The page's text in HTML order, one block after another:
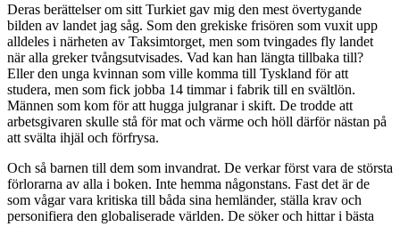
Deras berättelser om sitt Turkiet gav mig den mest övertygande
bilden av landet jag såg. Som den grekiske frisören som vuxit upp
alldeles i närheten av Taksimtorget, men som tvingades fly landet
när alla greker tvångsutvisades. Vad kan han längta tillbaka till?
Eller den unga kvinnan som ville komma till Tyskland för att
studera, men som fick jobba 14 timmar i fabrik till en svältlön.
Männen som kom för att hugga julgranar i skift. De trodde att
arbetsgivaren skulle stå för mat och värme och höll därför nästan på
att svälta ihjäl och förfrysa.
Och så barnen till dem som invandrat. De verkar först vara de största
förlorarna av alla i boken. Inte hemma någonstans. Fast det är de
som vågar vara kritiska till båda sina hemländer, ställa krav och
personifiera den globaliserade världen. De söker och hittar i bästa